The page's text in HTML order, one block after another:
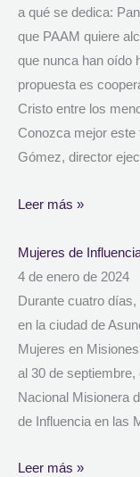
a qué se dedica:
que PAAM quiere
que nunca han oído
propuesta es
Cristo entre los
Conozca mejor este
Gómez, director
Leer más »
Mujeres de
4 de enero de 2024
Durante cuatro
en la ciudad de
Mujeres en
al 30 de
Nacional Misionera
de Influencia en las
Leer más »